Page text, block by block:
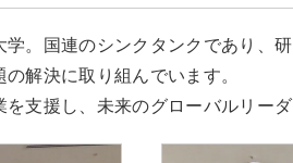
。国連のシンクタンクであり、
解決に取り組んでいます。
支援し、未来のグローバルリー